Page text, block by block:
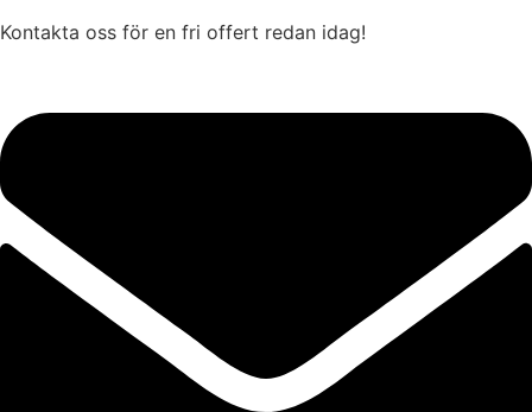
Kontakta oss för en fri offert redan idag!